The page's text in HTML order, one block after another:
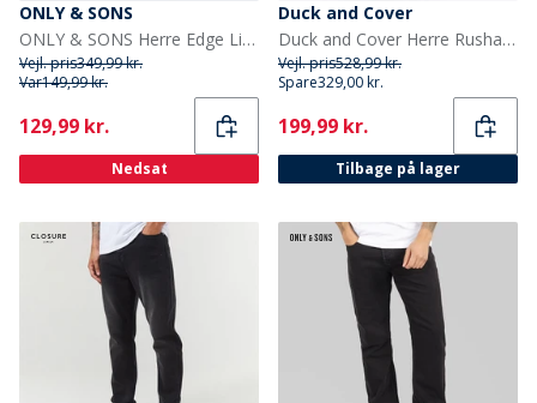
ONLY & SONS
ONLY & SONS Herre Edge Lige Jeans Medium Blue Denim
Vejl. pris349,99 kr.
Var149,99 kr.
Current
129,99 kr.
Nedsat
Duck and Cover
Duck and Cover Herre Rushawn Jeans med afslappet pasform Mørk vask
Vejl. pris528,99 kr.
Spare329,00 kr.
Current
199,99 kr.
Tilbage på lager